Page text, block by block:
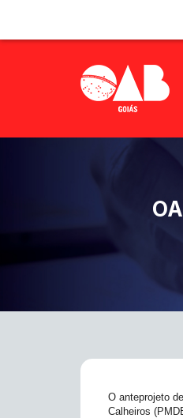
O anteprojeto
Calheiros